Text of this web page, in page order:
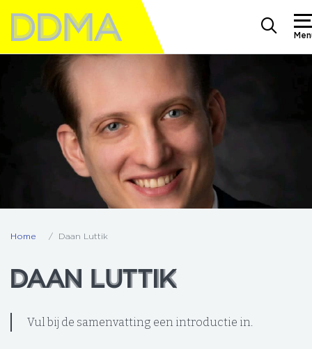
Home Daan Luttik
DAAN LUTTIK
DAAN LUTTIK
Vul bij de samenvatting een introductie in.